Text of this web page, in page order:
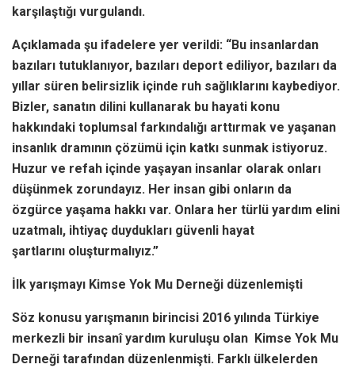
karşılaştığı vurgulandı.
Açıklamada şu ifadelere yer verildi: “Bu insanlardan
bazıları tutuklanıyor, bazıları deport ediliyor, bazıları da
yıllar süren belirsizlik içinde ruh sağlıklarını kaybediyor.
Bizler, sanatın dilini kullanarak bu hayati konu
hakkındaki toplumsal farkındalığı arttırmak ve yaşanan
insanlık dramının çözümü için katkı sunmak istiyoruz.
Huzur ve refah içinde yaşayan insanlar olarak onları
düşünmek zorundayız. Her insan gibi onların da
özgürce yaşama hakkı var. Onlara her türlü yardım elini
uzatmalı, ihtiyaç duydukları güvenli hayat
şartlarını oluşturmalıyız.”
İlk yarışmayı Kimse Yok Mu Derneği düzenlemişti
Söz konusu yarışmanın birincisi 2016 yılında Türkiye
merkezli bir insanî yardım kuruluşu olan Kimse Yok Mu
Derneği tarafından düzenlenmişti. Farklı ülkelerden